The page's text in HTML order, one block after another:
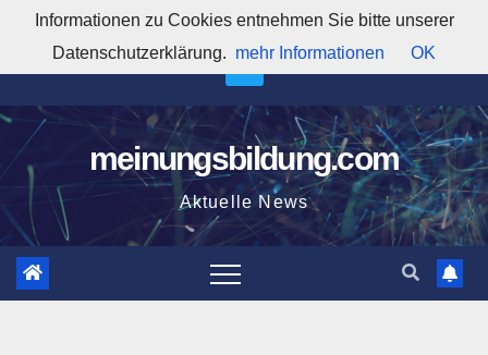
springen
9:09:50 AM
meinungsbildung.com
Aktuelle News
Informationen zu Cookies entnehmen Sie bitte unserer
Datenschutzerklärung. mehr Informationen OK